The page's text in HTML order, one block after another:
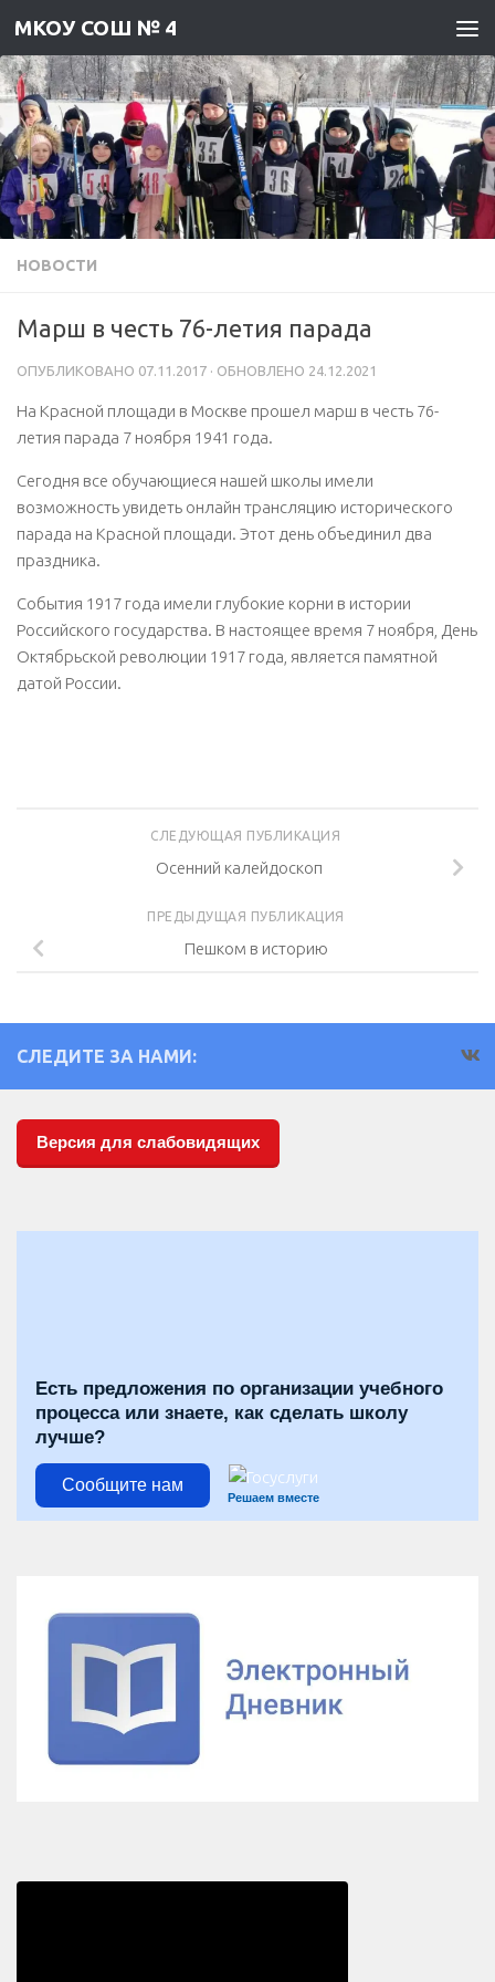
Skip to content
МКОУ СОШ № 4
НОВОСТИ
Марш в честь 76-летия парада
ОПУБЛИКОВАНО 07.11.2017 · ОБНОВЛЕНО 24.12.2021
На Красной площади в Москве прошел марш в честь 76-
летия парада 7 ноября 1941 года.
Сегодня все обучающиеся нашей школы имели
возможность увидеть онлайн трансляцию исторического
парада на Красной площади. Этот день объединил два
праздника.
События 1917 года имели глубокие корни в истории
Российского государства. В настоящее время 7 ноября, День
Октябрьской революции 1917 года, является памятной
датой России.
СЛЕДУЮЩАЯ ПУБЛИКАЦИЯ
Осенний калейдоскоп
ПРЕДЫДУЩАЯ ПУБЛИКАЦИЯ
Пешком в историю
СЛЕДИТЕ ЗА НАМИ:
Версия для слабовидящих
Есть предложения по организации учебного
процесса или знаете, как сделать школу
лучше?
Сообщите нам
Решаем вместе